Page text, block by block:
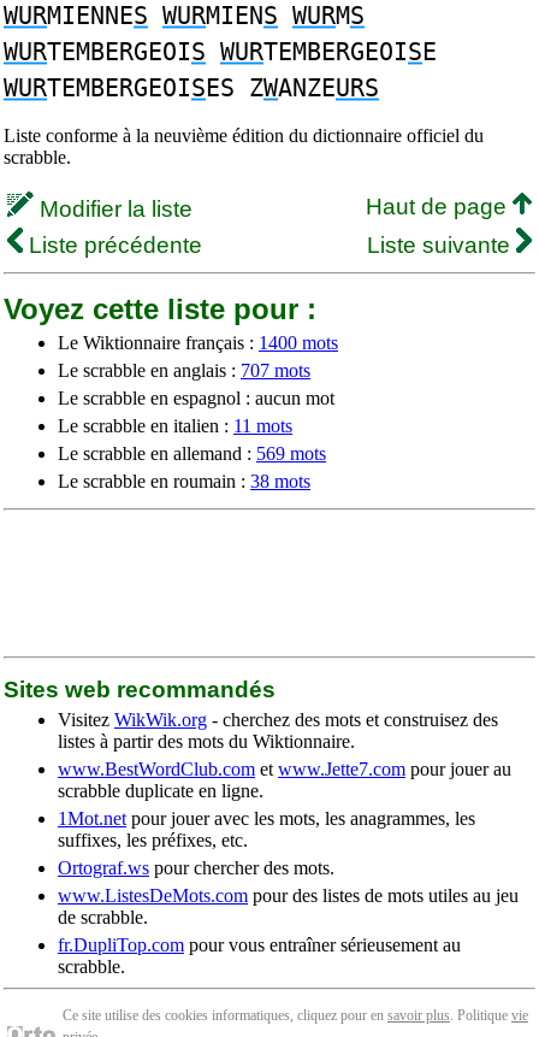
WURMIENNES WURMIENS WURMS
WURTEMBERGEOIS WURTEMBERGEOISE
WURTEMBERGEOISES ZWANZEURS
Liste conforme à la neuvième édition du dictionnaire officiel du
scrabble.
Modifier la liste
Haut de page
Liste précédente
Liste suivante
Voyez cette liste pour :
Le Wiktionnaire français : 1400 mots
Le scrabble en anglais : 707 mots
Le scrabble en espagnol : aucun mot
Le scrabble en italien : 11 mots
Le scrabble en allemand : 569 mots
Le scrabble en roumain : 38 mots
Sites web recommandés
Visitez WikWik.org - cherchez des mots et construisez des
listes à partir des mots du Wiktionnaire.
www.BestWordClub.com et www.Jette7.com pour jouer au
scrabble duplicate en ligne.
1Mot.net pour jouer avec les mots, les anagrammes, les
suffixes, les préfixes, etc.
Ortograf.ws pour chercher des mots.
www.ListesDeMots.com pour des listes de mots utiles au jeu
de scrabble.
fr.DupliTop.com pour vous entraîner sérieusement au
scrabble.
Ce site utilise des cookies informatiques, cliquez pour en savoir plus. Politique vie